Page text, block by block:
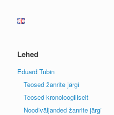
Lehed
Eduard Tubin
Teosed žanrite järgi
Teosed kronoloogiliselt
Noodiväljanded žanrite järgi